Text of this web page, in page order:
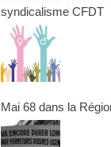
syndicalisme CFDT
Mai 68 dans la